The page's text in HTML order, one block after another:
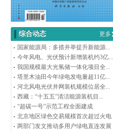
综合动态
更多
国家能源局：多措并举提升新能源...
今年风电、光伏预计新增装机约3亿...
我国规模最大光氢储一体化项目全...
塔里木油田今年绿电发电量超11亿...
河北风电光伏并网装机规模位居全...
西藏：“十五五”清洁能源装机目...
“超碳一号”示范工程全面建成
北京地区绿色交易规模首次超过火电
两部门发文推动多用户绿电直连发展